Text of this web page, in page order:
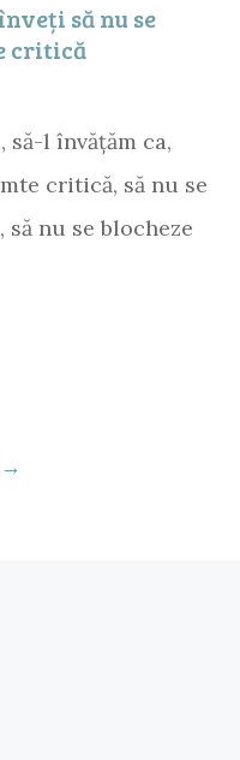
să nu se
critică
l învățăm ca,
critică, să nu se
să nu se blocheze